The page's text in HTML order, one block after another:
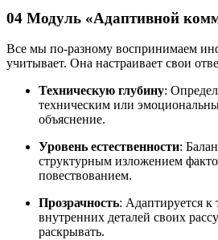
04 Модуль «Адаптивной
Все мы по-разному воспринимаем
учитывает. Она настраивает свои
Техническую глубину:
техническим или
объяснение.
Уровень естественности:
структурным изложением
повествованием.
Прозрачность: Адаптируется к
внутренних деталей своих
раскрывать.